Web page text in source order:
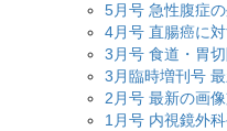
5月号 急性腹症
4月号 直腸癌に
3月号 食道・胃
3月臨時増刊号
2月号 最新の画
1月号 内視鏡外